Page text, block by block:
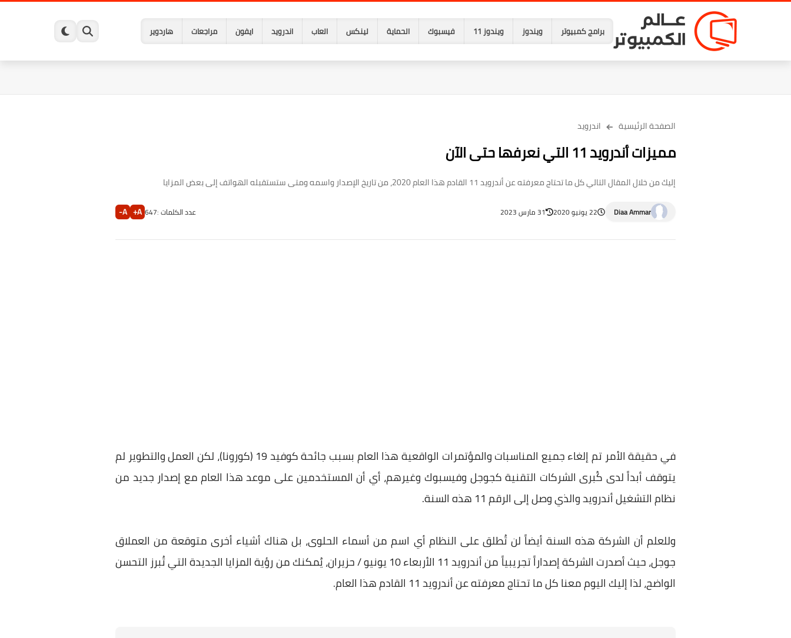
برامج كمبيوتر ويندوز ويندوز 11 فيسبوك الحماية لينكس العاب اندرويد ايفون مراجعات هاردوير
الصفحة الرئيسية اندرويد
مميزات أندرويد 11 التي نعرفها حتى الآن
إليك من خلال المقال التالي كل ما تحتاج معرفته عن أندرويد 11 القادم هذا العام 2020، من تاريخ الإصدار واسمه ومتى ستستقبله الهواتف إلى بعض المزايا
Diaa Ammar 22 يونيو 2020 31 مارس 2023 عدد الكلمات :647
A+
A-
في حقيقة الأمر تم إلغاء جميع المناسبات والمؤتمرات الواقعية هذا العام بسبب جائحة كوفيد 19 (كورونا)، لكن العمل والتطوير لم
يتوقف أبداً لدى كُبرى الشركات التقنية كجوجل وفيسبوك وغيرهم، أي أن المستخدمين على موعد هذا العام مع إصدار جديد من
نظام التشغيل أندرويد والذي وصل إلى الرقم 11 هذه السنة.
وللعلم أن الشركة هذه السنة أيضاً لن تُطلق على النظام أي اسم من أسماء الحلوى، بل هناك أشياء أخرى متوقعة من العملاق
جوجل، حيث أصدرت الشركة إصداراً تجريبياً من أندرويد 11 الأربعاء 10 يونيو / حزيران، يُمكنك من رؤية المزايا الجديدة التي تُبرز التحسن
الواضح، لذا إليك اليوم معنا كل ما تحتاج معرفته عن أندرويد 11 القادم هذا العام.